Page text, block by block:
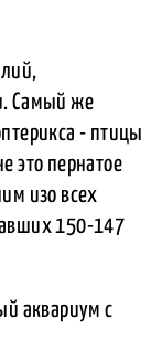
Самый же
- птицы
это пернатое
изо всех
150-147
аквариум с